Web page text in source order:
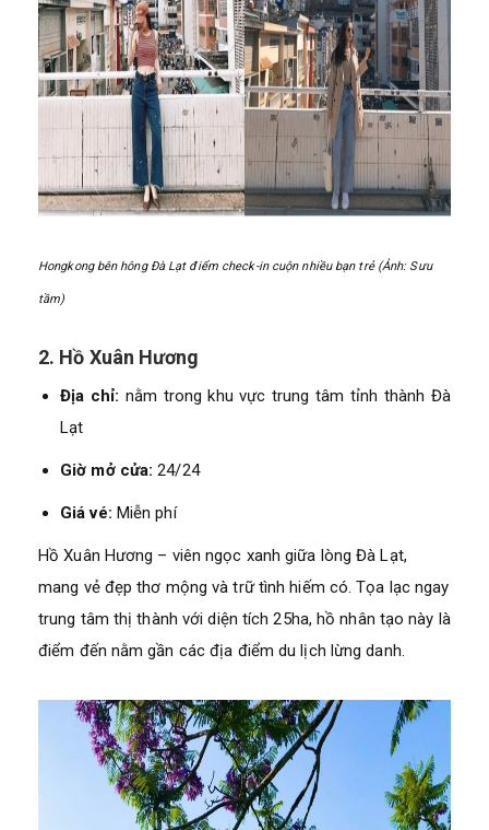
Hongkong bên hông Đà Lạt điểm check-in cuộn nhiều bạn trẻ (Ảnh: Sưu
tầm)
2. Hồ Xuân Hương
Địa chỉ: nằm trong khu vực trung tâm tỉnh thành Đà
Lạt
Giờ mở cửa: 24/24
Giá vé: Miễn phí
Hồ Xuân Hương – viên ngọc xanh giữa lòng Đà Lạt,
mang vẻ đẹp thơ mộng và trữ tình hiếm có. Tọa lạc ngay
trung tâm thị thành với diện tích 25ha, hồ nhân tạo này là
điểm đến nằm gần các địa điểm du lịch lừng danh.